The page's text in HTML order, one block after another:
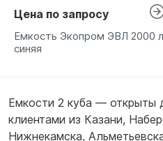
Цена по запросу
Емкость Экопром ЭВЛ 2000 л
синяя
Емкости 2 куба — открыты
клиентами из Казани,
Нижнекамска,